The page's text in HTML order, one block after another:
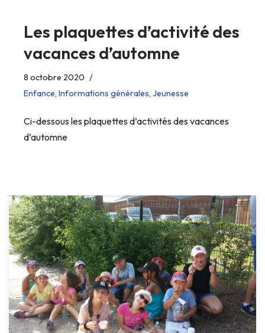
Les plaquettes d’activité des
vacances d’automne
8 octobre 2020
Enfance, Informations générales, Jeunesse
Ci-dessous les plaquettes d’activités des vacances
d’automne